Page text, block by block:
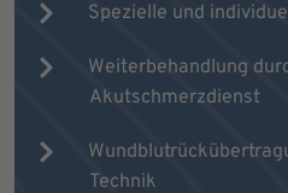
Spezielle und
Weiterbehandlung
Akutschmerzdienst
Technik